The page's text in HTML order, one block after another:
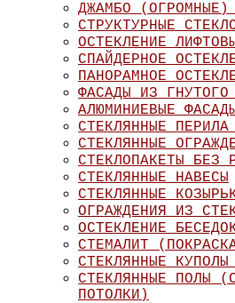
ДЖАМБО (ОГРОМНЫЕ)
СТРУКТУРНЫЕ
ОСТЕКЛЕНИЕ
СПАЙДЕРНОЕ
ПАНОРАМНОЕ
ФАСАДЫ ИЗ ГНУТОГО
АЛЮМИНИЕВЫЕ
СТЕКЛЯННЫЕ
СТЕКЛЯННЫЕ
СТЕКЛОПАКЕТЫ БЕЗ
СТЕКЛЯННЫЕ НАВЕСЫ
СТЕКЛЯННЫЕ
ОГРАЖДЕНИЯ ИЗ
ОСТЕКЛЕНИЕ
СТЕМАЛИТ
СТЕКЛЯННЫЕ
СТЕКЛЯННЫЕ ПОЛЫ
ПОТОЛКИ)